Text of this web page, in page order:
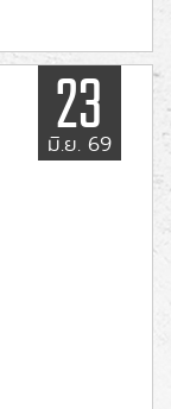
23
มิ.ย. 69